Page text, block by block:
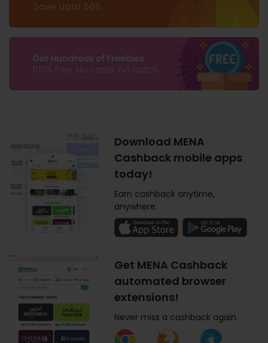
Download MENA
Cashback mobile apps
today!
Earn cashback anytime,
anywhere.
Get MENA Cashback
automated browser
extensions!
Never miss a cashback again.